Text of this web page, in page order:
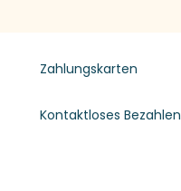
Zahlungskarten
Kontaktloses Bezahlen